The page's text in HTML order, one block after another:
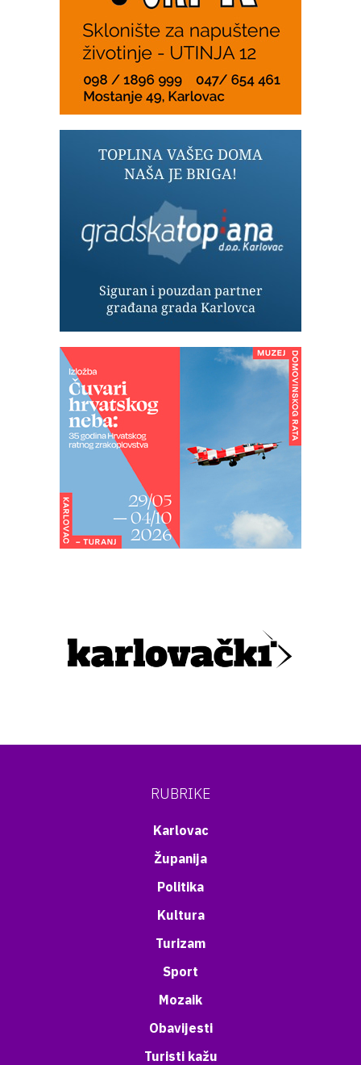
RUBRIKE
Karlovac
Županija
Politika
Kultura
Turizam
Sport
Mozaik
Obavijesti
Turisti kažu